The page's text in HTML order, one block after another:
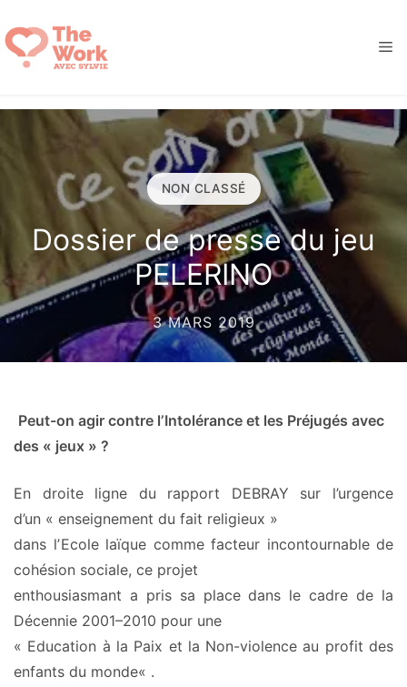
au
contenu
NON CLASSÉ
Dossier de presse du jeu
PELERINO
3 MARS 2019
Peut-on agir contre lʼIntolérance et les Préjugés avec
des « jeux » ?
En droite ligne du rapport DEBRAY sur l’urgence
d’un « enseignement du fait religieux »
dans lʼEcole laïque comme facteur incontournable de
cohésion sociale, ce projet
enthousiasmant a pris sa place dans le cadre de la
Décennie 2001–2010 pour une
« Education à la Paix et la Non-violence au profit des
enfants du monde« .